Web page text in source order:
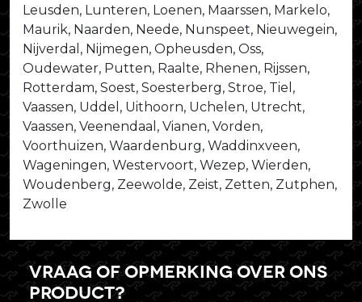
Leusden, Lunteren, Loenen, Maarssen, Markelo,
Maurik, Naarden, Neede, Nunspeet, Nieuwegein,
Nijverdal, Nijmegen, Opheusden, Oss,
Oudewater, Putten, Raalte, Rhenen, Rijssen,
Rotterdam, Soest, Soesterberg, Stroe, Tiel,
Vaassen, Uddel, Uithoorn, Uchelen, Utrecht,
Vaassen, Veenendaal, Vianen, Vorden,
Voorthuizen, Waardenburg, Waddinxveen,
Wageningen, Westervoort, Wezep, Wierden,
Woudenberg, Zeewolde, Zeist, Zetten, Zutphen,
Zwolle
Vraag of opmerking over ons
product?